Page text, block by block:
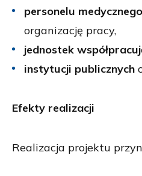
personelu
organizację pracy,
jednostek
instytucji publicznych
Efekty realizacji
Realizacja projektu